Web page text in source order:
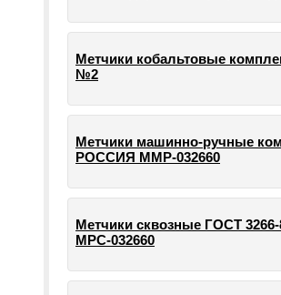
Метчики кобальтовые
№2
Метчики машинно-ручные
РОССИЯ ММР-032660
Метчики сквозные ГОСТ 3266-
МРС-032660